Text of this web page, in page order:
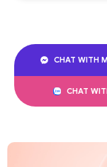
CHAT WITH
CHAT